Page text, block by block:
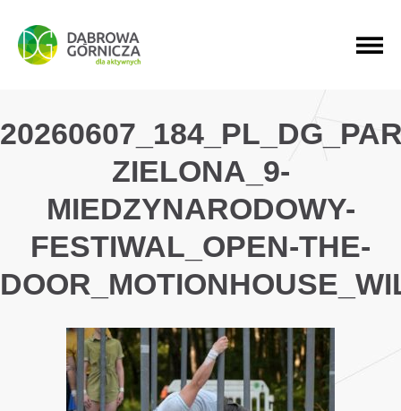
PRZEJDŹ DO MENU GŁÓWNEGO
PRZEJDŹ DO WYSZUKIWARKI
PRZEJDŹ DO TREŚCI
ZIELONA_9-
MIEDZYNARODOWY-
FESTIWAL_OPEN-THE-